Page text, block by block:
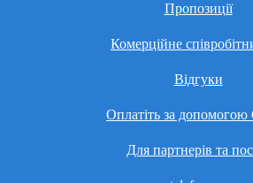
Пропозиції
Комерційне
Відгуки
Оплатіть за допомогою
Для партнерів та